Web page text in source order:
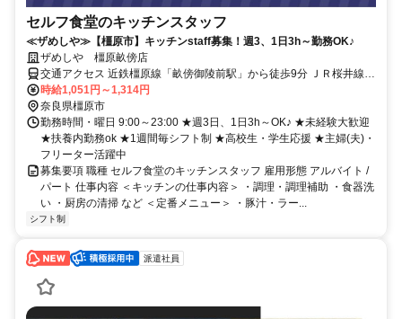
セルフ食堂のキッチンスタッフ
≪ザめしや≫【橿原市】キッチンstaff募集！週3、1日3h～勤務OK♪
ザめしや 橿原畝傍店
交通アクセス 近鉄橿原線「畝傍御陵前駅」から徒歩9分 ＪＲ桜井線/
ＪＲ和歌山線「畝傍駅」から車5分 近鉄橿原線「橿原神宮前駅」から
車5分
時給1,051円～1,314円
奈良県橿原市
勤務時間・曜日 9:00～23:00 ★週3日、1日3h～OK♪ ★未経験大歓迎
★扶養内勤務ok ★1週間毎シフト制 ★高校生・学生応援 ★主婦(夫)・
フリーター活躍中
募集要項 職種 セルフ食堂のキッチンスタッフ 雇用形態 アルバイト /
パート 仕事内容 ＜キッチンの仕事内容＞ ・調理・調理補助 ・食器洗
い ・厨房の清掃 など ＜定番メニュー＞ ・豚汁・ラー...
シフト制
派遣社員